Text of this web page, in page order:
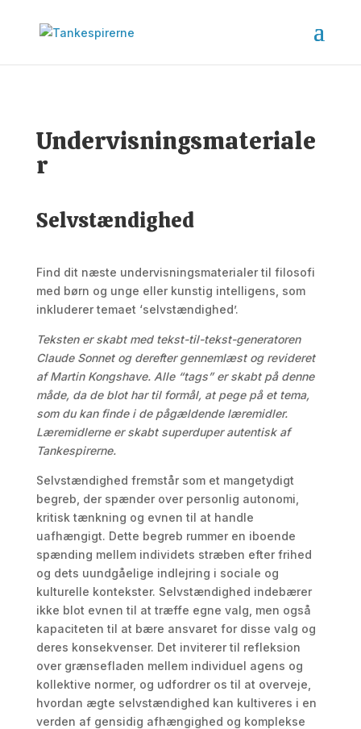
Undervisningsmateriale
r
Selvstændighed
Find dit næste undervisningsmaterialer til filosofi
med børn og unge eller kunstig intelligens, som
inkluderer temaet ‘selvstændighed’.
Teksten er skabt med tekst-til-tekst-generatoren
Claude Sonnet og derefter gennemlæst og revideret
af Martin Kongshave. Alle “tags” er skabt på denne
måde, da de blot har til formål, at pege på et tema,
som du kan finde i de pågældende læremidler.
Læremidlerne er skabt superduper autentisk af
Tankespirerne.
Selvstændighed fremstår som et mangetydigt
begreb, der spænder over personlig autonomi,
kritisk tænkning og evnen til at handle
uafhængigt. Dette begreb rummer en iboende
spænding mellem individets stræben efter frihed
og dets uundgåelige indlejring i sociale og
kulturelle kontekster. Selvstændighed indebærer
ikke blot evnen til at træffe egne valg, men også
kapaciteten til at bære ansvaret for disse valg og
deres konsekvenser. Det inviterer til refleksion
over grænsefladen mellem individuel agens og
kollektive normer, og udfordrer os til at overveje,
hvordan ægte selvstændighed kan kultiveres i en
verden af gensidig afhængighed og komplekse